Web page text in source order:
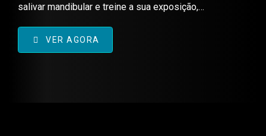
salivar mandibular e treine a sua exposição,
familiarizado com a sintopia das estruturas e da
técnica cirúrgica.
VER AGORA